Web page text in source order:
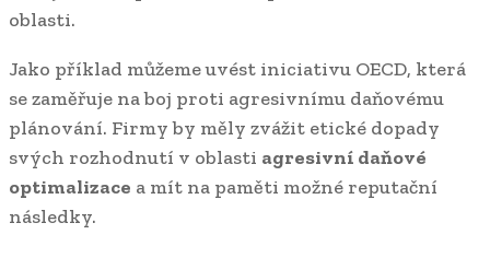
oblasti.
Jako příklad můžeme uvést iniciativu OECD, která
se zaměřuje na boj proti agresivnímu daňovému
plánování. Firmy by měly zvážit etické dopady
svých rozhodnutí v oblasti agresivní daňové
optimalizace a mít na paměti možné reputační
následky.